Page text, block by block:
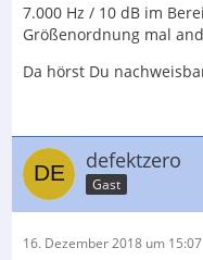
7.000 Hz / 10 dB im
Größenordnung mal
Da hörst Du
defektzero
Gast
16. Dezember 2018 um 15:07